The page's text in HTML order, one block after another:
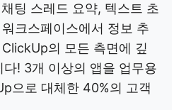
팅 스레드 요약, 텍스트 초
크스페이스에서 정보 추
의 모든 측면에 깊
! 3개 이상의 앱을 업무용
으로 대체한 40%의 고객